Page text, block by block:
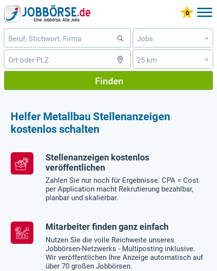
Jobs »
25 km »
Finden
Helfer Metallbau Stellenanzeigen
kostenlos schalten
Stellenanzeigen kostenlos
veröffentlichen
Zahlen Sie nur noch für Ergebnisse. CPA = Cost
per Application macht Rekrutierung bezahlbar,
planbar und skalierbar.
Mitarbeiter finden ganz einfach
Nutzen Sie die volle Reichweite unseres
Jobbörsen-Netzwerks - Multiposting inklusive.
Wir veröffentlichen Ihre Anzeige automatisch auf
über 70 großen Jobbörsen.